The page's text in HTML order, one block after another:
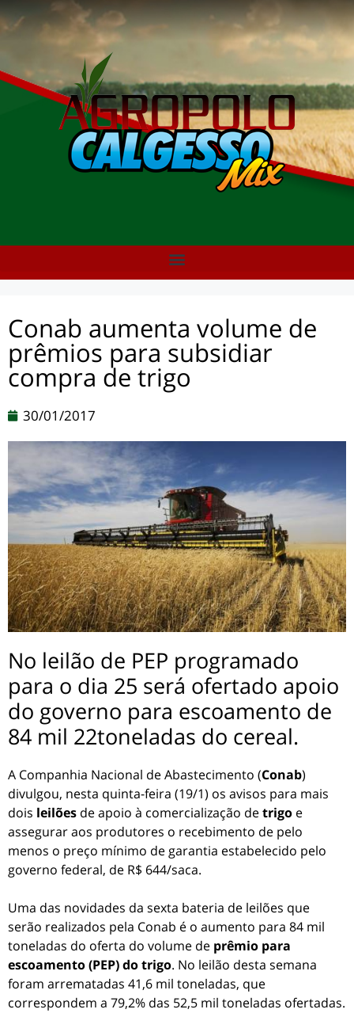
Conab aumenta volume de
prêmios para subsidiar
compra de trigo
30/01/2017
No leilão de PEP programado
para o dia 25 será ofertado apoio
do governo para escoamento de
84 mil 22toneladas do cereal.
A Companhia Nacional de Abastecimento (Conab)
divulgou, nesta quinta-feira (19/1) os avisos para mais
dois leilões de apoio à comercialização detrigo e
assegurar aos produtores o recebimento de pelo
menos o preço mínimo de garantia estabelecido pelo
governo federal, de R$ 644/saca.
Uma das novidades da sexta bateria de leilões que
serão realizados pela Conab é o aumento para 84 mil
toneladas do oferta do volume de prêmio para
escoamento (PEP) do trigo. No leilão desta semana
foram arrematadas 41,6 mil toneladas, que
correspondem a 79,2% das 52,5 mil toneladas ofertadas.